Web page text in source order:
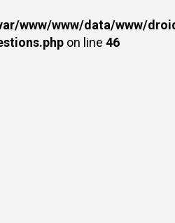
www/www/data/www/
on line 46